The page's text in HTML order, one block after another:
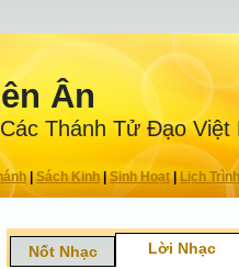
Ân
Thánh Tử Ðạo Việt
Sách Kinh|Sinh Hoạt| Lịch Trình
Nốt Nhạc Lời Nhạc